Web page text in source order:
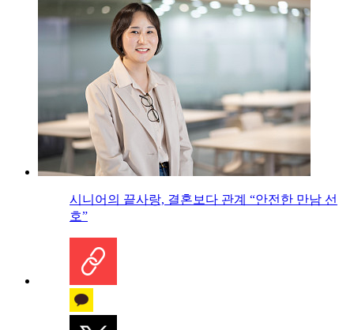
시니어의 끝사랑, 결혼보다 관계 “안전한 만남 선
호”